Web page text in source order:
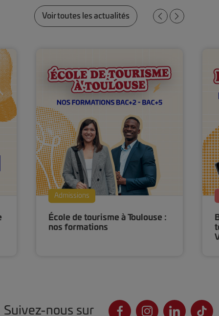
Voir toutes les actualités
Admissions
École de tourisme à Toulouse :
nos formations
Suivez-nous sur